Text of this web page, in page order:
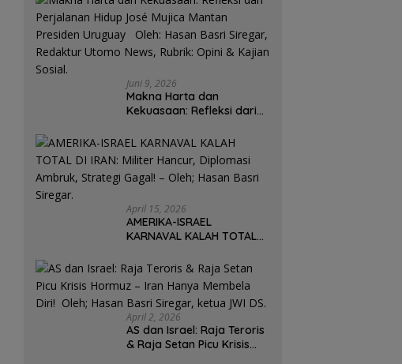
Juni 9, 2026
Makna Harta dan
Kekuasaan: Refleksi dari
Mujica Mantan Presiden
Uruguay Oleh: Hasan
Basri Siregar, Redaktur
Utomo News, Rubrik: Opini
April 15, 2026
AMERIKA-ISRAEL
KARNAVAL KALAH TOTAL
Diplomasi Ambruk,
Strategi Gagal! – Oleh;
Hasan Basri Siregar.
April 2, 2026
AS dan Israel: Raja Teroris
& Raja Setan Picu Krisis